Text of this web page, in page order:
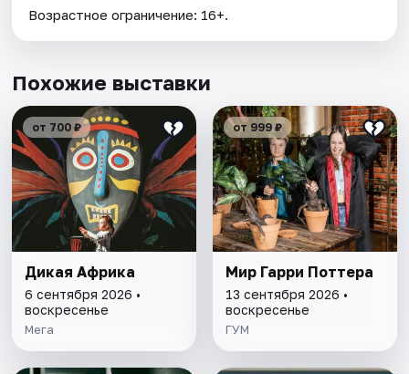
Возрастное ограничение: 16+.
Похожие выставки
от 700 ₽
Дикая Африка
6 сентября 2026 •
воскресенье
Мега
от 999 ₽
Мир Гарри Поттера
13 сентября 2026 •
воскресенье
ГУМ